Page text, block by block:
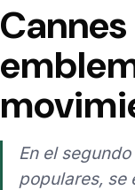
En el
populares, se